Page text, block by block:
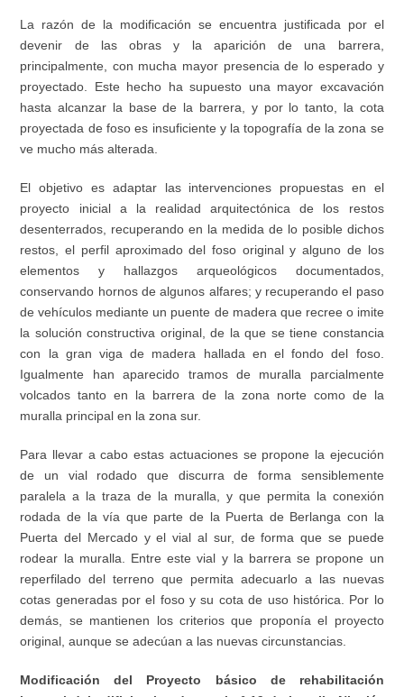
La razón de la modificación se encuentra justificada por el
devenir de las obras y la aparición de una barrera,
principalmente, con mucha mayor presencia de lo esperado y
proyectado. Este hecho ha supuesto una mayor excavación
hasta alcanzar la base de la barrera, y por lo tanto, la cota
proyectada de foso es insuficiente y la topografía de la zona se
ve mucho más alterada.
El objetivo es adaptar las intervenciones propuestas en el
proyecto inicial a la realidad arquitectónica de los restos
desenterrados, recuperando en la medida de lo posible dichos
restos, el perfil aproximado del foso original y alguno de los
elementos y hallazgos arqueológicos documentados,
conservando hornos de algunos alfares; y recuperando el paso
de vehículos mediante un puente de madera que recree o imite
la solución constructiva original, de la que se tiene constancia
con la gran viga de madera hallada en el fondo del foso.
Igualmente han aparecido tramos de muralla parcialmente
volcados tanto en la barrera de la zona norte como de la
muralla principal en la zona sur.
Para llevar a cabo estas actuaciones se propone la ejecución
de un vial rodado que discurra de forma sensiblemente
paralela a la traza de la muralla, y que permita la conexión
rodada de la vía que parte de la Puerta de Berlanga con la
Puerta del Mercado y el vial al sur, de forma que se puede
rodear la muralla. Entre este vial y la barrera se propone un
reperfilado del terreno que permita adecuarlo a las nuevas
cotas generadas por el foso y su cota de uso histórica. Por lo
demás, se mantienen los criterios que proponía el proyecto
original, aunque se adecúan a las nuevas circunstancias.
Modificación del Proyecto básico de rehabilitación